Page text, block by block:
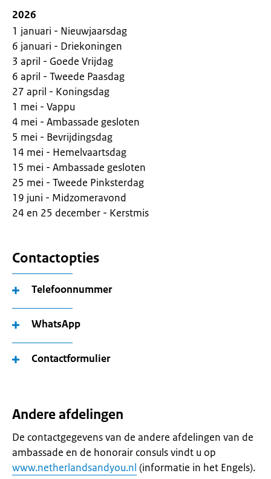
2026
1 januari - Nieuwjaarsdag
6 januari - Driekoningen
3 april - Goede Vrijdag
6 april - Tweede Paasdag
27 april - Koningsdag
1 mei - Vappu
4 mei - Ambassade gesloten
5 mei - Bevrijdingsdag
14 mei - Hemelvaartsdag
15 mei - Ambassade gesloten
25 mei - Tweede Pinksterdag
19 juni - Midzomeravond
24 en 25 december - Kerstmis
Contactopties
Telefoonnummer
WhatsApp
Contactformulier
Andere afdelingen
De contactgegevens van de andere afdelingen van de
ambassade en de honorair consuls vindt u op
www.netherlandsandyou.nl (informatie in het Engels).